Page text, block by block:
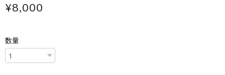
¥8,000
数量